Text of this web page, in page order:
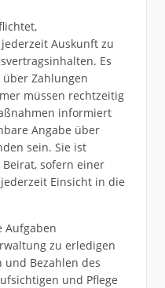
Auskunft zu
Es
Zahlungen
müssen rechtzeitig
informiert
Angabe über
sein. Sie ist
sofern einer
Einsicht in die
Aufgaben
zu erledigen
und Bezahlen des
und Pflege